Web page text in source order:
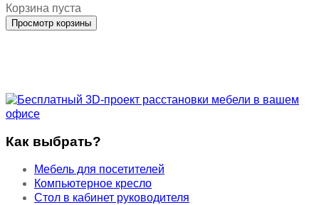
Корзина пуста
Как выбрать?
Мебель для посетителей
Компьютерное кресло
Стол в кабинет руководителя